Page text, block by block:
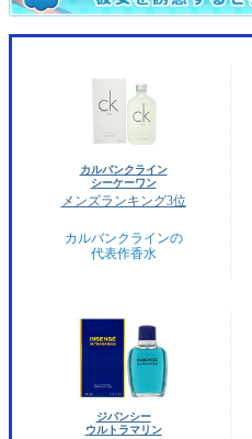
カルバンクライン
シーケーワン
メンズランキング3位
カルバンクラインの
代表作香水
ジバンシー
ウルトラマリン